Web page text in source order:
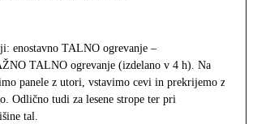
enostavno TALNO ogrevanje –
TALNO ogrevanje (izdelano v 4 h). Na
panele z utori, vstavimo cevi in prekrijemo z
Odlično tudi za lesene strope ter pri
tal.